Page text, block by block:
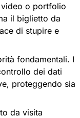
video o portfolio
il biglietto da
di stupire e
fondamentali. I
dei dati
proteggendo sia
da visita